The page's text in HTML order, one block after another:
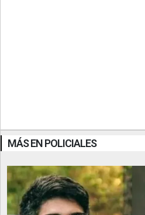
MÁS EN POLICIALES